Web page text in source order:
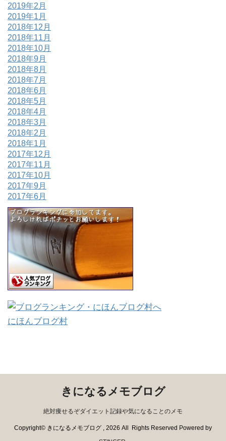
2019年2月
2019年1月
2018年12月
2018年11月
2018年10月
2018年9月
2018年8月
2018年7月
2018年6月
2018年5月
2018年4月
2018年3月
2018年2月
2018年1月
2017年12月
2017年11月
2017年10月
2017年9月
2017年6月
にほんブログ村
きになるメモブログ
絶対痩せるぞダイエット記録や気になることのメモ
Copyright© きになるメモブログ , 2026 All Rights Reserved Powered by